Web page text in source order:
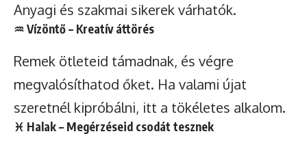
Anyagi és szakmai sikerek várhatók.
♒Vízöntő– Kreatív áttörés
Remek ötleteid támadnak, és végre
megvalósíthatod őket. Ha valami újat
szeretnél kipróbálni, itt a tökéletes alkalom.
♓ Halak– Megérzéseid csodát tesznek